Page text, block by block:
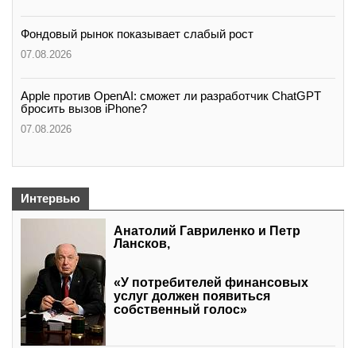
Фондовый рынок показывает слабый рост
07.08.2026
Apple против OpenAI: сможет ли разработчик ChatGPT
бросить вызов iPhone?
07.08.2026
Интервью
Анатолий Гавриленко и Петр
Лансков,
«У потребителей финансовых
услуг должен появиться
собственный голос»